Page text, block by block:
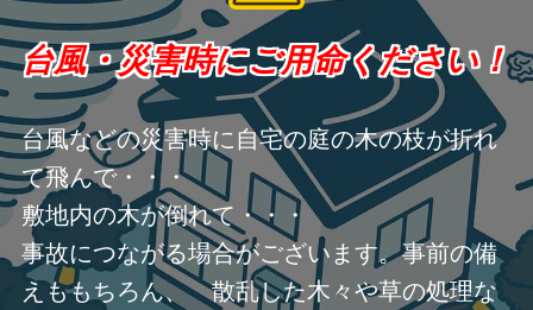
台風・災害時にご用命ください！
台風などの災害時に自宅の庭の木の枝が折れ
て飛んで・・・
敷地内の木が倒れて・・・
事故につながる場合がございます。事前の備
えももちろん、 散乱した木々や草の処理な